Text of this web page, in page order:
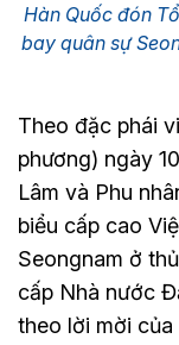
Hàn Quốc đón
bay quân sự
Theo đặc phái
phương) ngày
Lâm và Phu
biểu cấp cao
Seongnam ở
cấp Nhà nước
theo lời mời